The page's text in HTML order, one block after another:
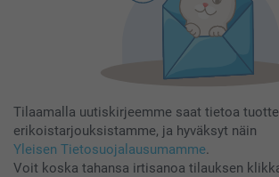
Tilaamalla uutiskirjeemme saat tietoa
erikoistarjouksistamme, ja hyväksyt näin
Yleisen Tietosuojalausumamme.
Voit koska tahansa irtisanoa tilauksen